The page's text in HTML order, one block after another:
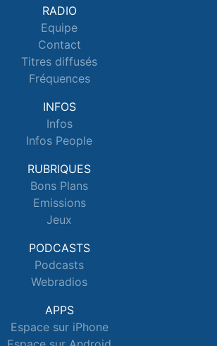
RADIO
Equipe
Contact
Titres diffusés
Fréquences
INFOS
Infos
Infos People
RUBRIQUES
Bons Plans
Emissions
Jeux
PODCASTS
Podcasts
Webradios
APPS
Espace sur iPhone